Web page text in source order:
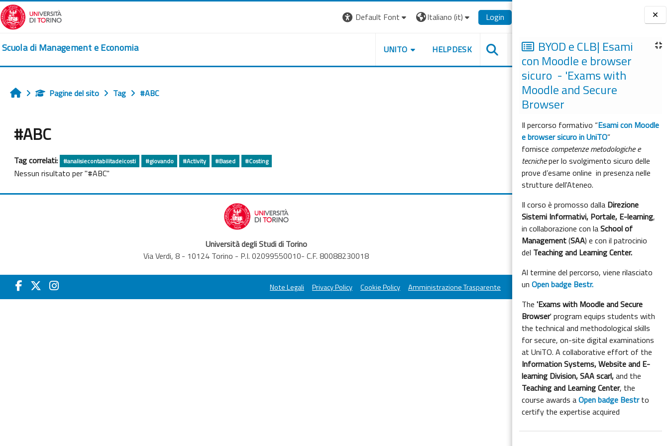
Vai al contenuto principale
Blocchi
BYOD e CLB| Esami
con Moodle e browser
sicuro - 'Exams with
Moodle and Secure
Browser
Il percorso formativo “Esami con Moodle
e browser sicuro in UniTO”
fornisce competenze metodologiche e
tecnicheper lo svolgimento sicuro delle
prove d’esame online in presenza nelle
strutture dell'Ateneo.
Il corso è promosso dalla Direzione
Sistemi Informativi, Portale, E-learning,
in collaborazione con laSchool of
Management(SAA) e con il patrocinio
del Teaching and Learning Center.
Al termine del percorso, viene rilasciato
unOpen badge Bestr.
The'Exams with Moodle and Secure
Browser' program equips students with
the technical and methodological skills
for secure, on-site digital examinations
at UniTO. A collaborative effort of the
Information Systems, Website and E-
learning Division,SAA scarl,and the
Teaching and Learning Center, the
course awards aOpen badge Bestrto
certify the expertise acquired
Default Font Italiano ‎(it)‎ Login
Scuola di Management e Economia UNITO HELPDESK
HomePagine del sito Tag #ABC
#ABC
Tag correlati: #analisiecontabilitadeicosti #giovando #Activity #Based #Costing
Nessun risultato per "#ABC"
Università degli Studi di Torino
Via Verdi, 8 - 10124 Torino - P.I. 02099550010- C.F. 80088230018
Note Legali Privacy Policy Cookie Policy Amministrazione Trasparente